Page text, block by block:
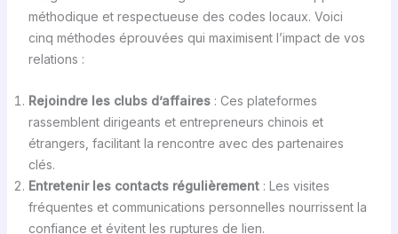
méthodique et respectueuse des codes locaux. Voici
cinq méthodes éprouvées qui maximisent l’impact de vos
relations :
Rejoindre les clubs d’affaires: Ces plateformes
rassemblent dirigeants et entrepreneurs chinois et
étrangers, facilitant la rencontre avec des partenaires
clés.
Entretenir les contacts régulièrement: Les visites
fréquentes et communications personnelles nourrissent la
confiance et évitent les ruptures de lien.